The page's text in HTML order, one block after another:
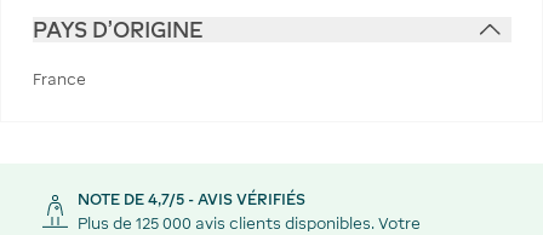
PAYS D'ORIGINE
France
NOTE DE 4,7/5 - AVIS VÉRIFIÉS
Plus de 125 000 avis clients disponibles. Votre